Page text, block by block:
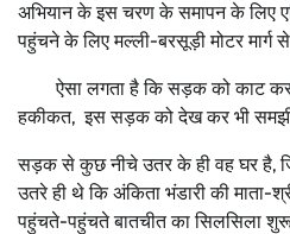
अभियान के इस चरण के समापन के लिए
पहुंचने के लिए मल्ली-बरसूड़ी मोटर मार्ग
ऐसा लगता है कि सड़क को काट करके
हकीकत, इस सड़क को देख कर भी
सड़क से कुछ नीचे उतर के ही वह घर है,
उतरे ही थे कि अंकिता भंडारी की माता-
पहुंचते-पहुंचते बातचीत का सिलसिला शुरू